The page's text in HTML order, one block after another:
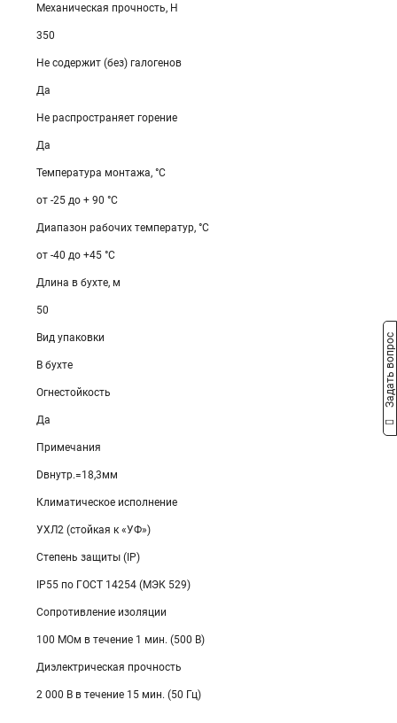
Механическая прочность, Н
350
Не содержит (без) галогенов
Да
Не распространяет горение
Да
Температура монтажа, °С
от -25 до + 90 °С
Диапазон рабочих температур, °С
от -40 до +45 °С
Длина в бухте, м
50
Вид упаковки
В бухте
Огнестойкость
Да
Примечания
Dвнутр.=18,3мм
Климатическое исполнение
УХЛ2 (стойкая к «УФ»)
Степень защиты (IP)
IP55 по ГОСТ 14254 (МЭК 529)
Сопротивление изоляции
100 МОм в течение 1 мин. (500 В)
Диэлектрическая прочность
2 000 В в течение 15 мин. (50 Гц)
Задать вопрос